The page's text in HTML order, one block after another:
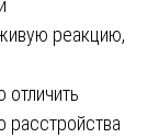
реакцию,
отличить
расстройства